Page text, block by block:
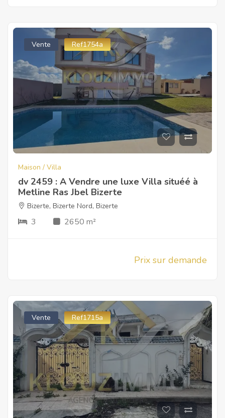
Vente Ref1754a
Maison / Villa
dv 2459 : A Vendre une luxe Villa situéé à
Metline Ras Jbel Bizerte
Bizerte, Bizerte Nord, Bizerte
3 2650 m²
Prix sur demande
Vente Ref1715a